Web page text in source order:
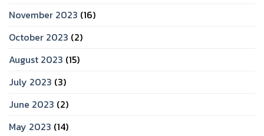
November 2023 (16)
October 2023 (2)
August 2023 (15)
July 2023 (3)
June 2023 (2)
May 2023 (14)